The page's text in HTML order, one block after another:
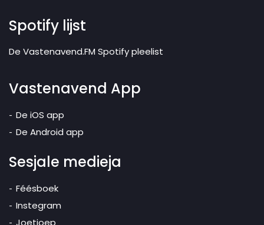
Spotify lijst
De Vastenavend.FM Spotify pleelist
Vastenavend App
De iOS app
De Android app
Sesjale medieja
Féésboek
Instegram
Joetjoep